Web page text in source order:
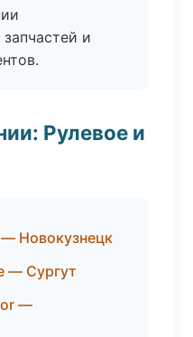
и
Рулевое и
Новокузнецк
— Сургут
—